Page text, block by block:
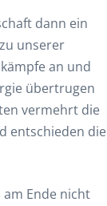
dann ein
unserer
an und
übertrugen
vermehrt die
entschieden die
Ende nicht